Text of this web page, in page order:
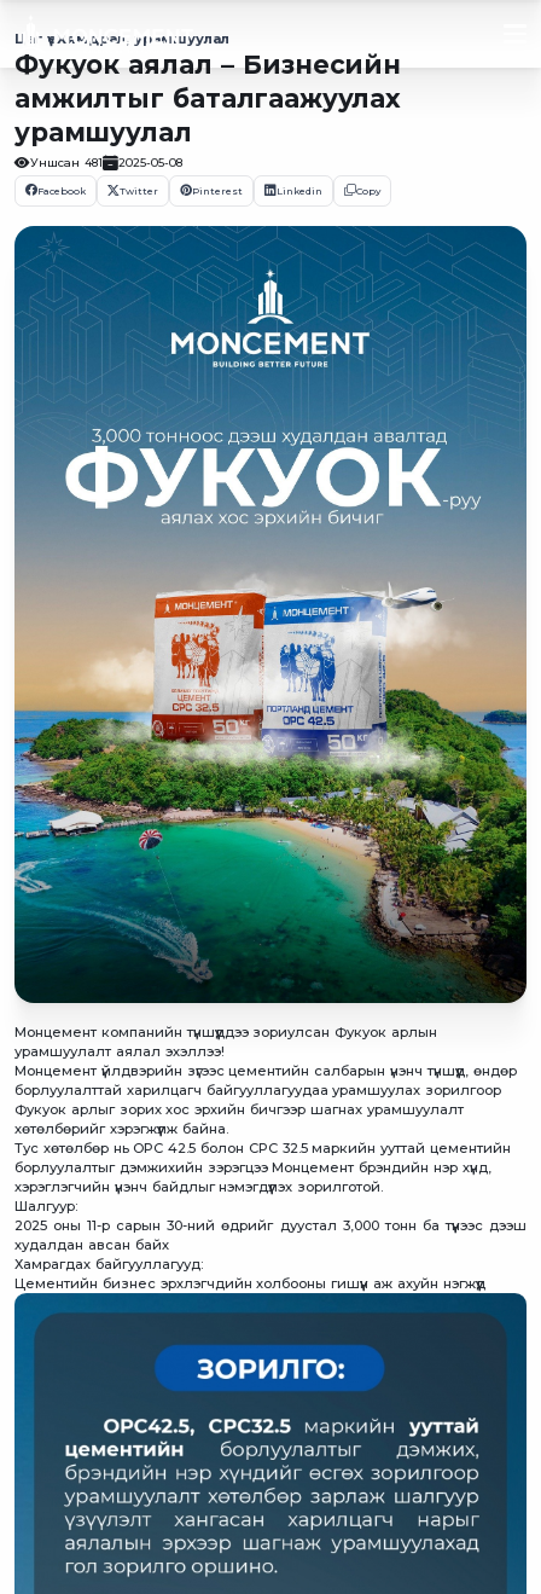
Цаг үеХямдрал, урамшуулал
Фукуок аялал – Бизнесийн
амжилтыг баталгаажуулах
урамшуулал
Уншсан 481 2025-05-08
Facebook Twitter Pinterest Linkedin Copy
Монцемент компанийн түншүүддээ зориулсан Фукуок арлын
урамшуулалт аялал эхэллээ!
Монцемент үйлдвэрийн зүгээс цементийн салбарын үнэнч түншүүд, өндөр
борлуулалттай харилцагч байгууллагуудаа урамшуулах зорилгоор
Фукуок арлыг зорих хос эрхийн бичгээр шагнах урамшуулалт
хөтөлбөрийг хэрэгжүүлж байна.
Тус хөтөлбөр нь OPC 42.5 болон CPC 32.5 маркийн ууттай цементийн
борлуулалтыг дэмжихийн зэрэгцээ Монцемент брэндийн нэр хүнд,
хэрэглэгчийн үнэнч байдлыг нэмэгдүүлэх зорилготой.
Шалгуур:
2025 оны 11-р сарын 30-ний өдрийг дуустал 3,000 тонн ба түүнээс дээш
худалдан авсан байх
Хамрагдах байгууллагууд:
Цементийн бизнес эрхлэгчдийн холбооны гишүүн аж ахуйн нэгжүүд